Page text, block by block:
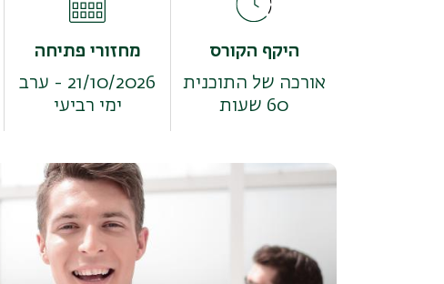
היקף הקורס
אורכה של התוכנית
60 שעות
מחזורי פתיחה
21/10/2026 - ערב
ימי רביעי